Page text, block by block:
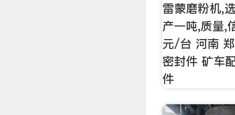
雷蒙磨粉机,
产一吨,质量,
元/台 河南
密封件 矿车
件